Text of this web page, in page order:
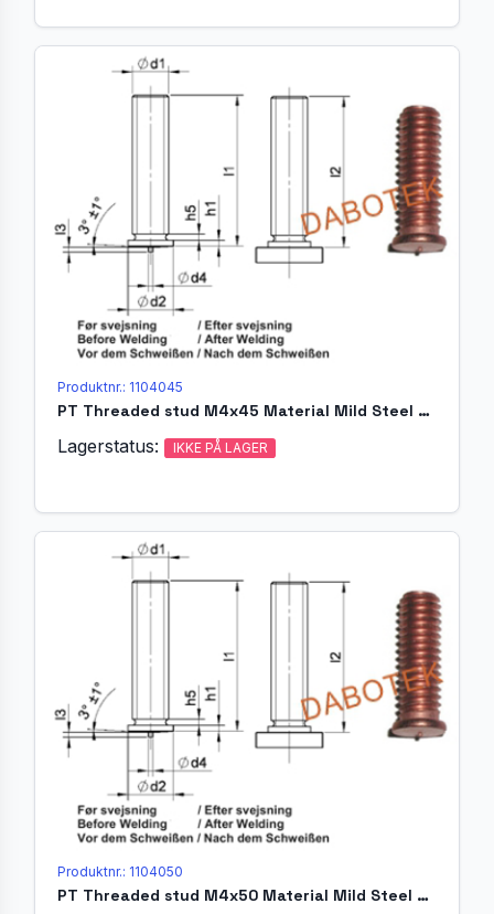
Produktnr.: 1104045
PT Threaded stud M4x45 Material Mild Steel 4.8 acc. EN ISO 13918
Lagerstatus: IKKE PÅ LAGER
Produktnr.: 1104050
PT Threaded stud M4x50 Material Mild Steel 4.8 acc. EN ISO 13918